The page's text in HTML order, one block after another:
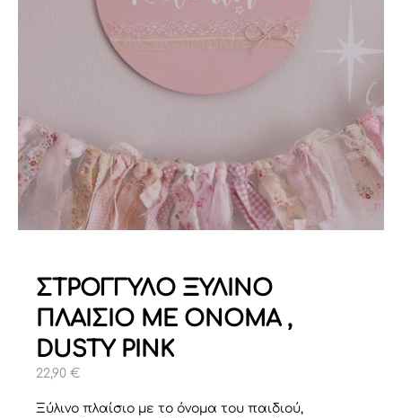
ΣΤΡΟΓΓΥΛΟ ΞΥΛΙΝΟ
ΠΛΑΙΣΙΟ ΜΕ ΟΝΟΜΑ ,
DUSTY PINK
22,90 €
Ξύλινο πλαίσιο με το όνομα του παιδιού,